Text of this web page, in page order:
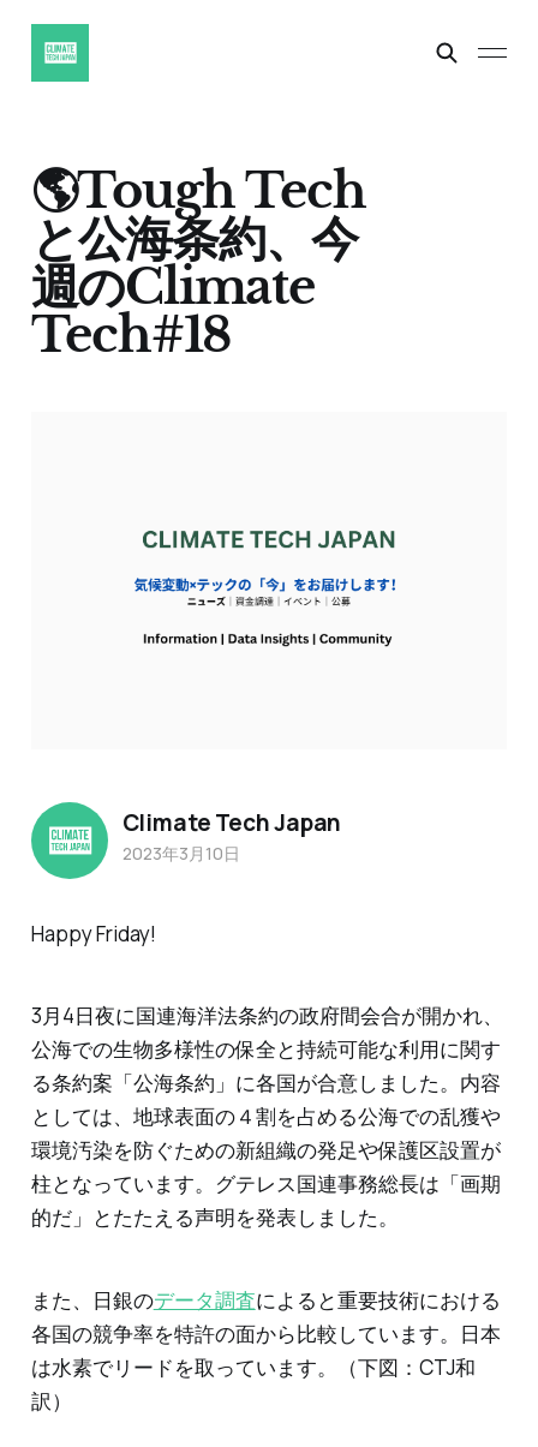
🌎Tough Tech
と公海条約、今
週のClimate
Tech#18
Happy Friday!
3月4日夜に国連海洋法条約の政府間会合が開かれ、
公海での生物多様性の保全と持続可能な利用に関す
る条約案「公海条約」に各国が合意しました。内容
としては、地球表面の４割を占める公海での乱獲や
環境汚染を防ぐための新組織の発足や保護区設置が
柱となっています。グテレス国連事務総長は「画期
的だ」とたたえる声明を発表しました。
また、日銀のデータ調査によると重要技術における
各国の競争率を特許の面から比較しています。日本
は水素でリードを取っています。（下図：CTJ和
訳）
Climate Tech Japan
2023年3月10日